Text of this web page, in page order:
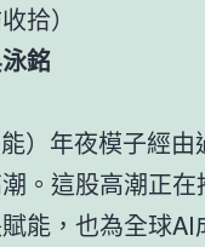
拾）
銘
）年夜模子經
。這股高潮正
能，也為全球